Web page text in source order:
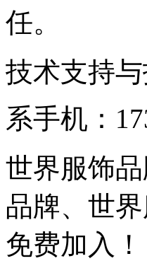
任。
技术支持
系手机：
世界服饰
品牌、世
免费加入！